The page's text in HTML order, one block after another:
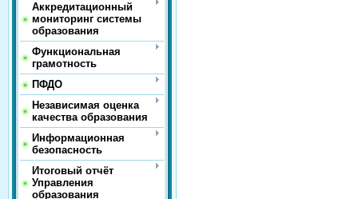
Аккредитационный
мониторинг системы
образования
Функциональная
грамотность
ПФДО
Независимая оценка
качества образования
Информационная
безопасность
Итоговый отчёт
Управления
образования